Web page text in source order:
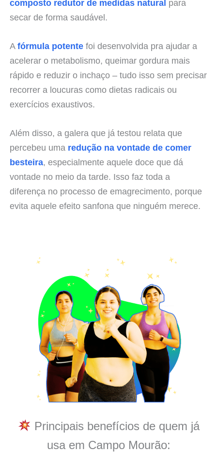
composto redutor de medidas natural para
secar de forma saudável.
Afórmula potente foi desenvolvida pra ajudar a
acelerar o metabolismo, queimar gordura mais
rápido e reduzir o inchaço – tudo isso sem precisar
recorrer a loucuras como dietas radicais ou
exercícios exaustivos.
Além disso, a galera que já testou relata que
percebeu uma redução na vontade de comer
besteira, especialmente aquele doce que dá
vontade no meio da tarde. Isso faz toda a
diferença no processo de emagrecimento, porque
evita aquele efeito sanfona que ninguém merece.
Principais benefícios de quem já
usa em Campo Mourão: